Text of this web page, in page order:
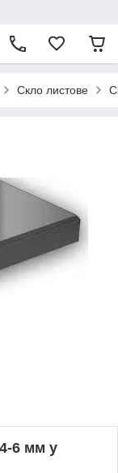
Скло листове
6 мм у